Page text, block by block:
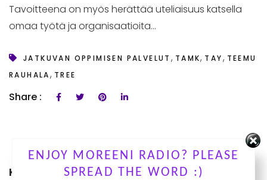
Tavoitteena on myös herättää uteliaisuus katsella
omaa työtä ja organisaatioita...
JATKUVAN OPPIMISEN PALVELUT , TAMK, TAY, TEEMU
RAUHALA, TREE
Share :
KUUNTELE OHJELMIAMME
ENJOY MOREENI RADIO? PLEASE
SPREAD THE WORD :)